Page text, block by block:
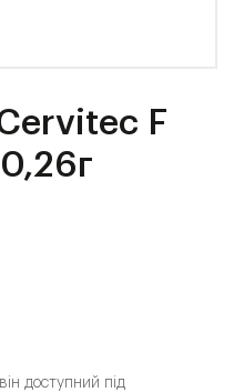
F
доступний під